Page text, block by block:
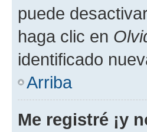
puede
haga clic en
identificado
Arriba
Me registré ¡y